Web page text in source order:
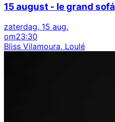
15 august - le grand sofá
zaterdag, 15 aug.
om23:30
Bliss Vilamoura, Loulé